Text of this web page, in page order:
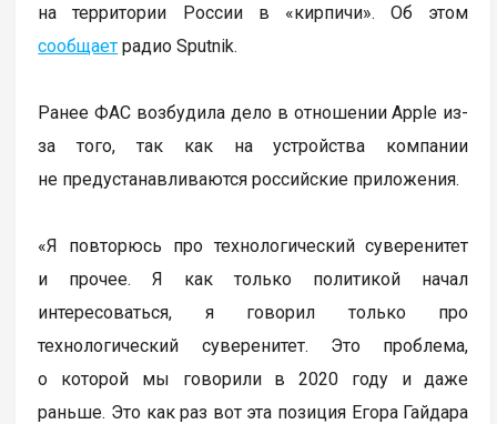
на территории России в «кирпичи». Об этом
сообщает радио Sputnik.
Ранее ФАС возбудила дело в отношении Apple из-
за того, так как на устройства компании
не предустанавливаются российские приложения.
«Я повторюсь про технологический суверенитет
и прочее. Я как только политикой начал
интересоваться, я говорил только про
технологический суверенитет. Это проблема,
о которой мы говорили в 2020 году и даже
раньше. Это как раз вот эта позиция Егора Гайдара